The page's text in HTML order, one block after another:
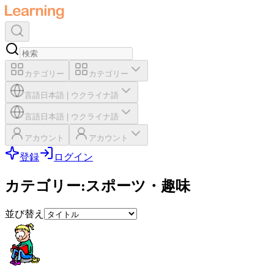
カテゴリー カテゴリー
言語 日本語 ウクライナ語
言語 日本語 ウクライナ語
アカウント アカウント
登録 ログイン
カテゴリー:スポーツ・趣味
並び替え